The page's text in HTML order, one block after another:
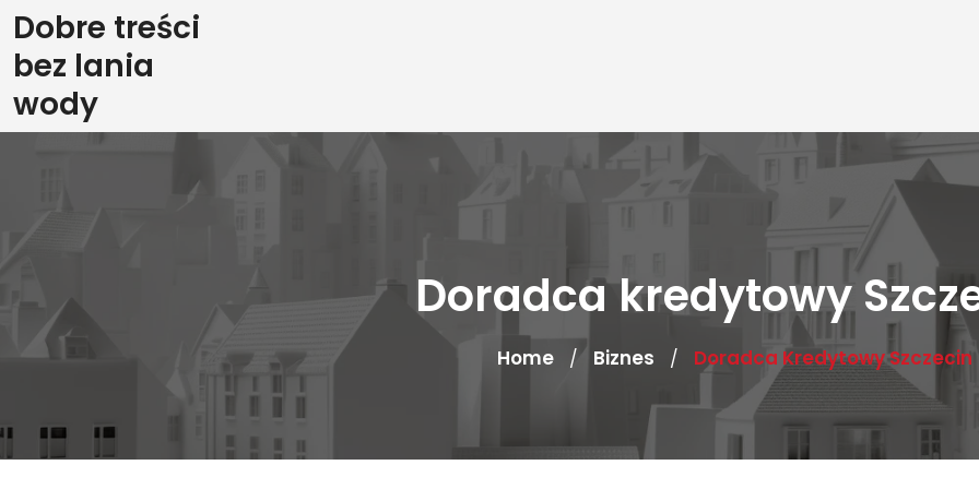
Skip
to
content
Dobre treści
bez lania
wody
Doradca kredytowy
Home / Biznes / Doradca Kredytowy Szczecin